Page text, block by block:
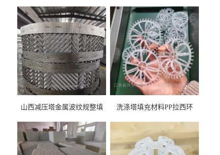
山西减压塔金属波纹规整填
料
洗涤塔填充材料PP拉西环